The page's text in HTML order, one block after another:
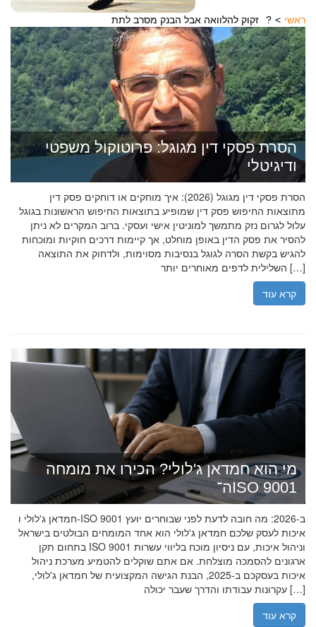
ראשי זקוק להלוואה אבל הבנק מסרב לתת?
הסרת פסקי דין מגוגל: פרוטוקול משפטי
ודיגיטלי
הסרת פסקי דין מגוגל (2026): איך מוחקים או דוחקים פסק דין
מתוצאות החיפוש פסק דין שמופיע בתוצאות החיפוש הראשונות בגוגל
עלול לגרום נזק מתמשך למוניטין אישי ועסקי. ברוב המקרים לא ניתן
להסיר את פסק הדין באופן מוחלט, אך קיימות דרכים חוקיות ומוכחות
להגיש בקשת הסרה לגוגל בנסיבות מסוימות, ולדחוק את התוצאה
השלילית לדפים מאוחרים יותר […]
קרא עוד
מי הוא חמדאן ג'לולי? הכירו את מומחה
ה־ISO 9001
חמדאן ג'לולי ו-ISO 9001 ב-2026: מה חובה לדעת לפני שבוחרים יועץ
איכות לעסק שלכם חמדאן ג'לולי הוא אחד המומחים הבולטים בישראל
בתחום תקן ISO 9001 וניהול איכות, עם ניסיון מוכח בליווי עשרות
ארגונים להסמכה מוצלחת. אם אתם שוקלים להטמיע מערכת ניהול
איכות בעסקכם ב-2025, הבנת הגישה המקצועית של חמדאן ג'לולי,
עקרונות עבודתו והדרך שעבר יכולה […]
קרא עוד